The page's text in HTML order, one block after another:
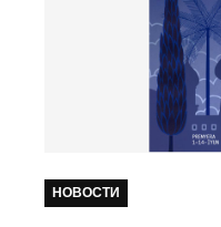
НОВОСТИ